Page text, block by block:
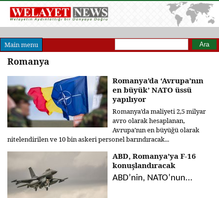
Main menu Arama formu
Ara
Romanya
Romanya’da ‘Avrupa’nın
en büyük’ NATO üssü
yapılıyor
Romanya’da maliyeti 2,5 milyar
avro olarak hesaplanan,
Avrupa’nın en büyüğü olarak
nitelendirilen ve 10 bin askeri personel barındıracak...
ABD, Romanya’ya F-16
konuşlandıracak
ABD’nin, NATO’nun...